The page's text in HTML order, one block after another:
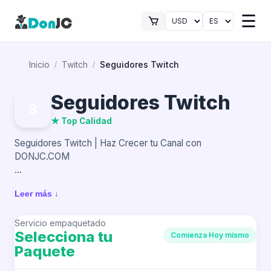
☰
Inicio / Twitch / Seguidores Twitch
Seguidores Twitch
★ Top Calidad
Seguidores Twitch | Haz Crecer tu Canal con
DONJC.COM
destacar. Un canal con más seguidores genera mayor
de atraer nuevos espectadores a tus transmisiones.
Con DONJC.COM, puedes aumentar tus seguidores en
Twitch y fortalecer la presencia de tu canal. Un perfil con
Leer más ↓
Servicio empaquetado
Selecciona tu
Paquete
Comienza Hoy mismo